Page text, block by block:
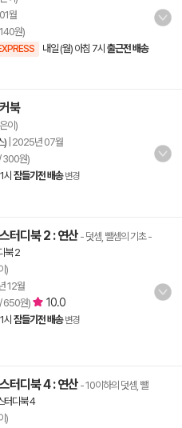
월
원)
내일 (월) 아침 7시 출근전 배송
북
이)
) 2025년 07월
300원)
시 잠들기전 배송 변경
터디북 2 : 연산- 덧셈, 뺄셈의 기초-
북 2
)
12월
650원) 10.0
시 잠들기전 배송 변경
터디북 4 : 연산- 10이하의 덧셈, 뺄
터디북 4
)